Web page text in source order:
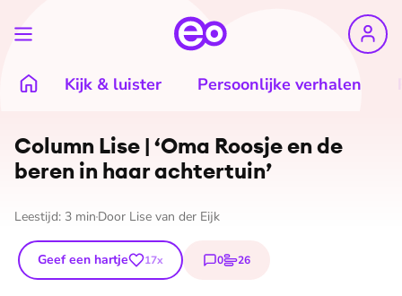
Kijk & luister Persoonlijke verhalen
Column Lise | ‘Oma Roosje en de
beren in haar achtertuin’
Leestijd: 3 min Door Lise van der Eijk
Geef een hartje 17x 0
reacties
26
stemmen